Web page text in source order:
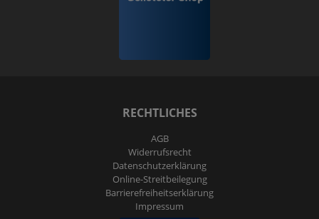
RECHTLICHES
AGB
Widerrufs­recht
Daten­schutz­erklärung
Online-Streitbeilegung
Barrierefreiheitserklärung
Impressum